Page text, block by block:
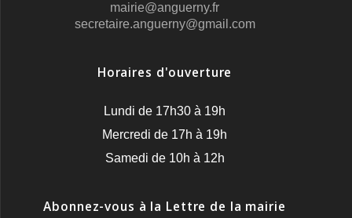
mairie@anguerny.fr
secretaire.anguerny@gmail.com
Horaires d'ouverture
Lundi de 17h30 à 19h
Mercredi de 17h à 19h
Samedi de 10h à 12h
Abonnez-vous à la Lettre de la mairie